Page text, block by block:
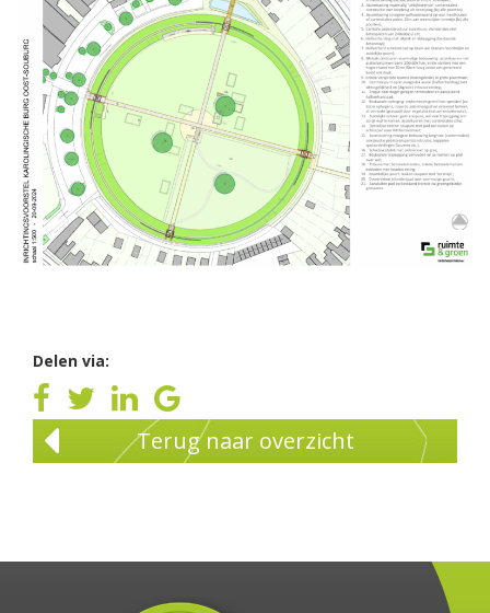
Delen via:
Terug naar overzicht